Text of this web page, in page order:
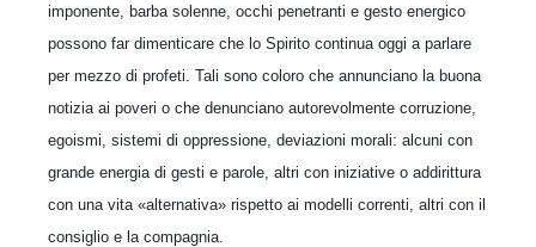
imponente, barba solenne, occhi penetranti e gesto energico
possono far dimenticare che lo Spirito continua oggi a parlare
per mezzo di profeti. Tali sono coloro che annunciano la buona
notizia ai poveri o che denunciano autorevolmente corruzione,
egoismi, sistemi di oppressione, deviazioni morali: alcuni con
grande energia di gesti e parole, altri con iniziative o addirittura
con una vita «alternativa» rispetto ai modelli correnti, altri con il
consiglio e la compagnia.